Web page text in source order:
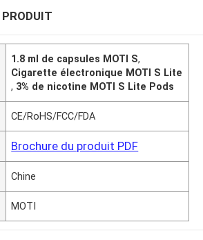
1.8 ml de capsules MOTI S,
Cigarette électronique MOTI S Lite
, 3% de nicotine MOTI S Lite Pods
CE/RoHS/FCC/FDA
Brochure du produit PDF
Chine
MOTI